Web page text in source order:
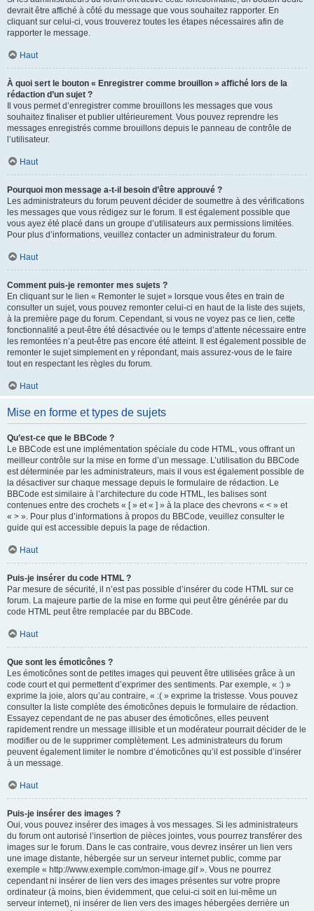
devrait être affiché à côté du message que vous souhaitez rapporter. En
cliquant sur celui-ci, vous trouverez toutes les étapes nécessaires afin de
rapporter le message.
Haut
À quoi sert le bouton « Enregistrer comme brouillon » affiché lors de la
rédaction d’un sujet ?
Il vous permet d’enregistrer comme brouillons les messages que vous
souhaitez finaliser et publier ultérieurement. Vous pouvez reprendre les
messages enregistrés comme brouillons depuis le panneau de contrôle de
l’utilisateur.
Haut
Pourquoi mon message a-t-il besoin d’être approuvé ?
Les administrateurs du forum peuvent décider de soumettre à des vérifications
les messages que vous rédigez sur le forum. Il est également possible que
vous ayez été placé dans un groupe d’utilisateurs aux permissions limitées.
Pour plus d’informations, veuillez contacter un administrateur du forum.
Haut
Comment puis-je remonter mes sujets ?
En cliquant sur le lien « Remonter le sujet » lorsque vous êtes en train de
consulter un sujet, vous pouvez remonter celui-ci en haut de la liste des sujets,
à la première page du forum. Cependant, si vous ne voyez pas ce lien, cette
fonctionnalité a peut-être été désactivée ou le temps d’attente nécessaire entre
les remontées n’a peut-être pas encore été atteint. Il est également possible de
remonter le sujet simplement en y répondant, mais assurez-vous de le faire
tout en respectant les règles du forum.
Haut
Mise en forme et types de sujets
Qu’est-ce que le BBCode ?
Le BBCode est une implémentation spéciale du code HTML, vous offrant un
meilleur contrôle sur la mise en forme d’un message. L’utilisation du BBCode
est déterminée par les administrateurs, mais il vous est également possible de
la désactiver sur chaque message depuis le formulaire de rédaction. Le
BBCode est similaire à l’architecture du code HTML, les balises sont
contenues entre des crochets « [ » et « ] » à la place des chevrons « < » et
« > ». Pour plus d’informations à propos du BBCode, veuillez consulter le
guide qui est accessible depuis la page de rédaction.
Haut
Puis-je insérer du code HTML ?
Par mesure de sécurité, il n’est pas possible d’insérer du code HTML sur ce
forum. La majeure partie de la mise en forme qui peut être générée par du
code HTML peut être remplacée par du BBCode.
Haut
Que sont les émoticônes ?
Les émoticônes sont de petites images qui peuvent être utilisées grâce à un
code court et qui permettent d’exprimer des sentiments. Par exemple, « :) »
exprime la joie, alors qu’au contraire, « :( » exprime la tristesse. Vous pouvez
consulter la liste complète des émoticônes depuis le formulaire de rédaction.
Essayez cependant de ne pas abuser des émoticônes, elles peuvent
rapidement rendre un message illisible et un modérateur pourrait décider de le
modifier ou de le supprimer complètement. Les administrateurs du forum
peuvent également limiter le nombre d’émoticônes qu’il est possible d’insérer
à un message.
Haut
Puis-je insérer des images ?
Oui, vous pouvez insérer des images à vos messages. Si les administrateurs
du forum ont autorisé l’insertion de pièces jointes, vous pourrez transférer des
images sur le forum. Dans le cas contraire, vous devrez insérer un lien vers
une image distante, hébergée sur un serveur internet public, comme par
exemple « http://www.exemple.com/mon-image.gif ». Vous ne pourrez
cependant ni insérer de lien vers des images présentes sur votre propre
ordinateur (à moins, bien évidemment, que celui-ci soit en lui-même un
serveur internet), ni insérer de lien vers des images hébergées derrière un